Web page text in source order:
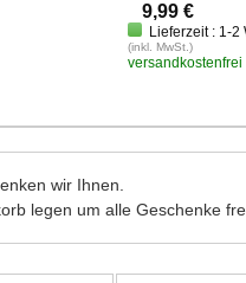
9,99 €
Lieferzeit : 1-2
(inkl. MwSt.)
versandkostenfrei
wir Ihnen.
legen um alle Geschenke